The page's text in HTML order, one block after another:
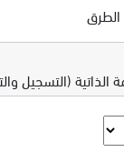
الذاتية (التسجيل